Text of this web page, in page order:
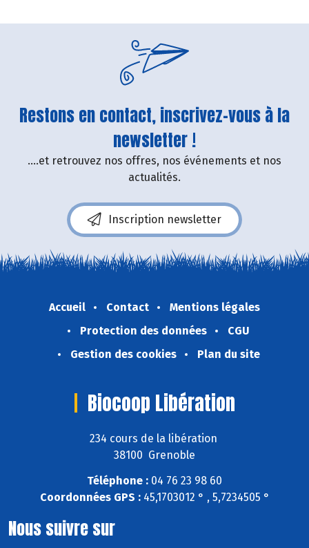
Restons en contact, inscrivez-vous à la
newsletter !
....et retrouvez nos offres, nos événements et nos
actualités.
Inscription newsletter
Accueil Contact
Mentions légales
Protection des données
CGU
Gestion des cookies
Plan du site
Biocoop Libération
234 cours de la libération
38100 Grenoble
Téléphone : 04 76 23 98 60
Coordonnées GPS :45,1703012 ° , 5,7234505 °
Nous suivre sur